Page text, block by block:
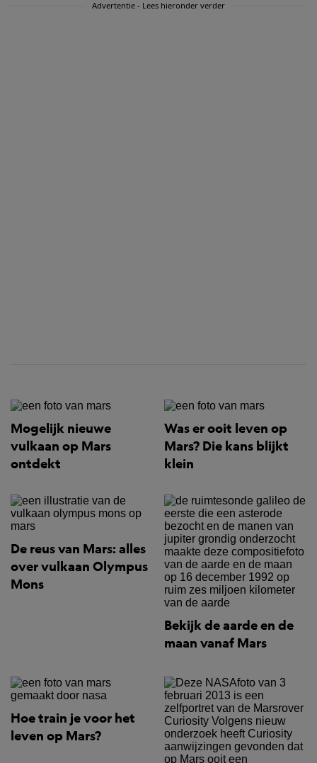
Advertentie - Lees hieronder verder
Mogelijk nieuwe
vulkaan op Mars
ontdekt
Was er ooit leven op
Mars? Die kans blijkt
klein
De reus van Mars: alles
over vulkaan Olympus
Mons
Bekijk de aarde en de
maan vanaf Mars
Hoe train je voor het
leven op Mars?